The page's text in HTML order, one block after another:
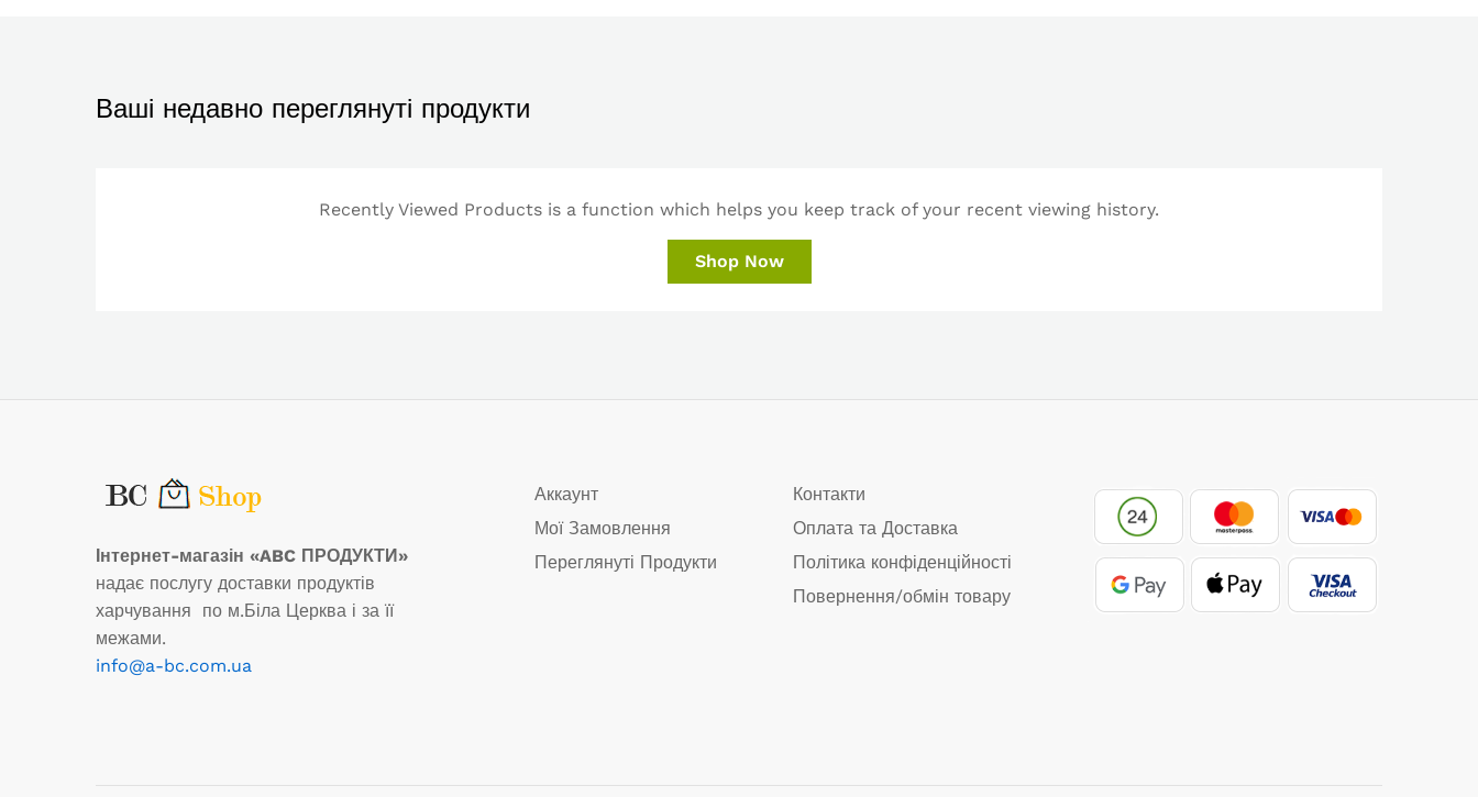
Ваші недавно переглянуті продукти
Recently Viewed Products is a function which helps you keep track of your recent viewing history.
Shop Now
Інтернет-магазін «ABC ПРОДУКТИ»
надає послугу доставки продуктів
харчування по м.Біла Церква і за її
межами.
info@a-bc.com.ua
Аккаунт
Мої Замовлення
Переглянуті Продукти
Контакти
Оплата та Доставка
Політика конфіденційності
Повернення/обмін товару